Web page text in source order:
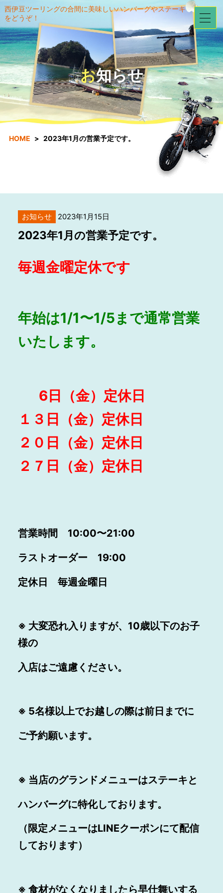
西伊豆ツーリングの合間に美味しいハンバーグやステーキ
をどうぞ！
お知らせ
HOME 2023年1月の営業予定です。
お知らせ 2023年1月15日
2023年1月の営業予定です。
毎週金曜定休です
年始は1/1〜1/5まで通常営業
いたします。
6日（金）定休日
１３日（金）定休日
２０日（金）定休日
２７日（金）定休日
営業時間 10:00〜21:00
ラストオーダー 19:00
定休日 毎週金曜日
※ 大変恐れ入りますが、10歳以下のお子
様の
入店はご遠慮ください。
※ 5名様以上でお越しの際は前日までに
ご予約願います。
※ 当店のグランドメニューはステーキと
ハンバーグに特化しております。
（限定メニューはLINEクーポンにて配信
しております）
※ 食材がなくなりましたら早仕舞いする